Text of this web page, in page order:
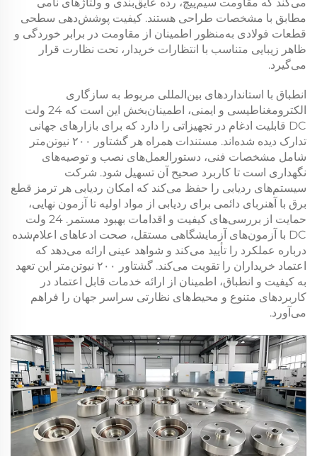
مطابق با مشخصات طراحی هستند. کیفیت پوشش‌دهی سطحی
قطعات فولادی به‌منظور اطمینان از مقاومت در برابر خوردگی و
ظاهر زیبایی متناسب با انتظارات خریدار، تحت نظارت قرار
می‌گیرد.
انطباق با استانداردهای بین‌المللی مربوط به سازگاری
الکترومغناطیسی و ایمنی، اطمینان‌بخش این است که
24 ولت
DC قابلیت ادغام در تجهیزاتی را دارد که برای بازارهای جهانی
تدارک دیده شده‌اند. مستندات همراه هر گشتاور ۲۰۰ نیوتن‌متر
شامل مشخصات فنی، دستورالعمل‌های نصب و توصیه‌های
نگهداری است تا کاربرد صحیح آن تسهیل شود. شرکت
سیستم‌های ردیابی را حفظ می‌کند که امکان ردیابی هر ترمز قطع
برق با آهنربای دائمی برای ردیابی از مواد اولیه تا آزمون نهایی،
حمایت از بررسی‌های کیفیت و اقدامات بهبود مستمر.
24 ولت
DC با آزمون‌های آزمایشگاهی مستقل، صحت ادعاهای اعلام‌شده
درباره عملکرد را تأیید می‌کند و شواهد عینی ارائه می‌دهد که
اعتماد خریداران را تقویت می‌کند. گشتاور ۲۰۰ نیوتن‌متر
این تعهد
به کیفیت و انطباق، اطمینان از ارائه خدمات قابل اعتماد در
کاربردهای متنوع و محیط‌های نظارتی سراسر جهان را فراهم
می‌آورد.